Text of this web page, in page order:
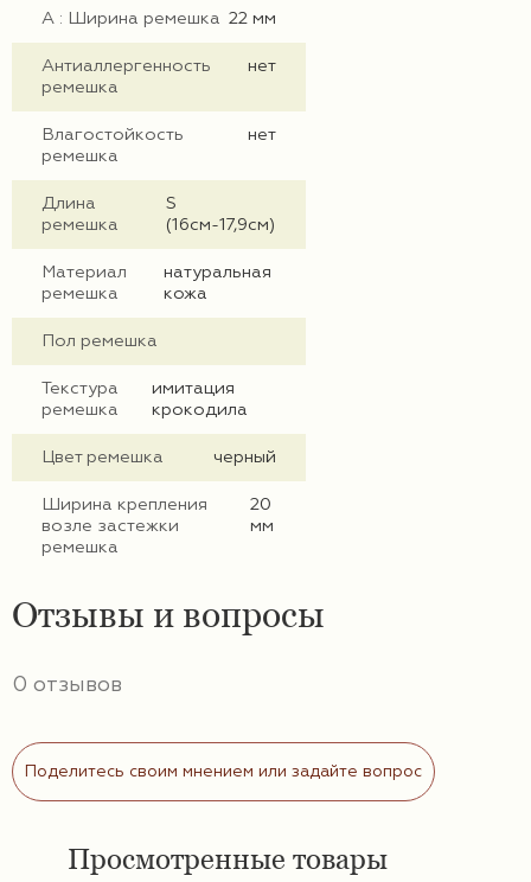
А : Ширина ремешка 22 мм
Антиаллергенность
ремешка
нет
Влагостойкость
ремешка
нет
Длина
ремешка
S
(16см-17,9см)
Материал
ремешка
натуральная
кожа
Пол ремешка
Текстура
ремешка
имитация
крокодила
Цвет ремешка черный
Ширина крепления
возле застежки
ремешка
20
мм
Отзывы и вопросы
0 отзывов
Поделитесь своим мнением или задайте вопрос
Просмотренные товары